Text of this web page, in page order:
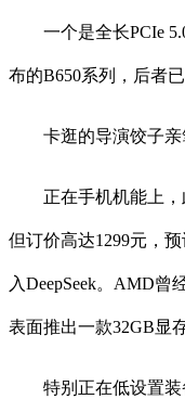
一个是全长PCIe 5.0
布的B650系列，后者
卡逛的导演饺子亲
正在手机机能上，此
但订价高达1299元，
入DeepSeek。AMD
表面推出一款32GB显
特别正在低设置装